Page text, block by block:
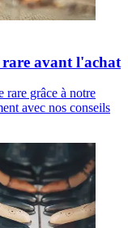
avant l'achat
rare grâce à notre
avec nos conseils